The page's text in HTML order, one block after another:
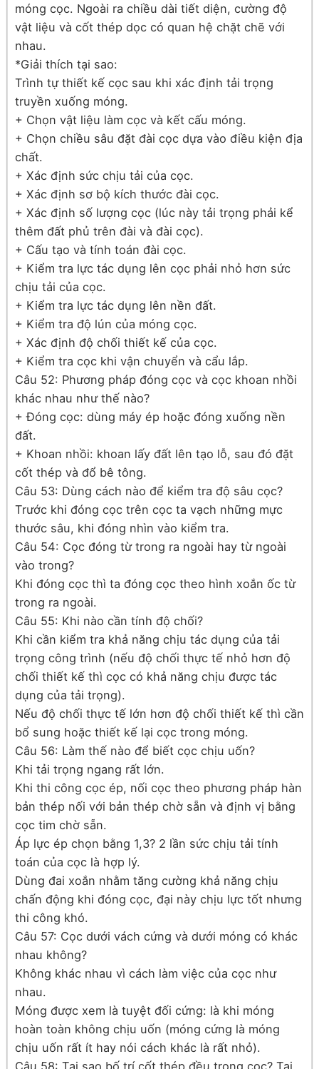
móng cọc. Ngoài ra chiều dài tiết diện, cường độ
vật liệu và cốt thép dọc có quan hệ chặt chẽ với
nhau.
*Giải thích tại sao:
Trình tự thiết kế cọc sau khi xác định tải trọng
truyền xuống móng.
+ Chọn vật liệu làm cọc và kết cấu móng.
+ Chọn chiều sâu đặt đài cọc dựa vào điều kiện địa
chất.
+ Xác định sức chịu tải của cọc.
+ Xác định sơ bộ kích thước đài cọc.
+ Xác định số lượng cọc (lúc này tải trọng phải kể
thêm đất phủ trên đài và đài cọc).
+ Cấu tạo và tính toán đài cọc.
+ Kiểm tra lực tác dụng lên cọc phải nhỏ hơn sức
chịu tải của cọc.
+ Kiểm tra lực tác dụng lên nền đất.
+ Kiểm tra độ lún của móng cọc.
+ Xác định độ chối thiết kế của cọc.
+ Kiểm tra cọc khi vận chuyển và cẩu lắp.
Câu 52: Phương pháp đóng cọc và cọc khoan nhồi
khác nhau như thế nào?
+ Đóng cọc: dùng máy ép hoặc đóng xuống nền
đất.
+ Khoan nhồi: khoan lấy đất lên tạo lỗ, sau đó đặt
cốt thép và đổ bê tông.
Câu 53: Dùng cách nào để kiểm tra độ sâu cọc?
Trước khi đóng cọc trên cọc ta vạch những mực
thước sâu, khi đóng nhìn vào kiểm tra.
Câu 54: Cọc đóng từ trong ra ngoài hay từ ngoài
vào trong?
Khi đóng cọc thì ta đóng cọc theo hình xoắn ốc từ
trong ra ngoài.
Câu 55: Khi nào cần tính độ chối?
Khi cần kiểm tra khả năng chịu tác dụng của tải
trọng công trình (nếu độ chối thực tế nhỏ hơn độ
chối thiết kế thì cọc có khả năng chịu được tác
dụng của tải trọng).
Nếu độ chối thực tế lớn hơn độ chối thiết kế thì cần
bổ sung hoặc thiết kế lại cọc trong móng.
Câu 56: Làm thế nào để biết cọc chịu uốn?
Khi tải trọng ngang rất lớn.
Khi thi công cọc ép, nối cọc theo phương pháp hàn
bản thép nối với bản thép chờ sẵn và định vị bằng
cọc tim chờ sẵn.
Áp lực ép chọn bằng 1,3? 2 lần sức chịu tải tính
toán của cọc là hợp lý.
Dùng đai xoắn nhằm tăng cường khả năng chịu
chấn động khi đóng cọc, đại này chịu lực tốt nhưng
thi công khó.
Câu 57: Cọc dưới vách cứng và dưới móng có khác
nhau không?
Không khác nhau vì cách làm việc của cọc như
nhau.
Móng được xem là tuyệt đối cứng: là khi móng
hoàn toàn không chịu uốn (móng cứng là móng
chịu uốn rất ít hay nói cách khác là rất nhỏ).
Câu 58: Tại sao bố trí cốt thép đều trong cọc? Tại